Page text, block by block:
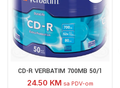
CD-R VERBATIM 700MB 50/1
24.50 KM sa PDV-om